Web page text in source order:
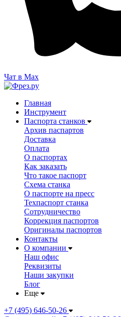
Чат в Max
Главная
Инструмент
Паспорта станков
Архив паспартов
Доставка
Оплата
О паспортах
Как заказать
Что такое паспорт
Схема станка
О паспорте на пресс
Техпаспорт станка
Сотрудничество
Коррекция паспортов
Оригиналы паспортов
Контакты
О компании
Наш офис
Реквизиты
Наши закупки
Блог
Еще
+7 (495) 646-50-26